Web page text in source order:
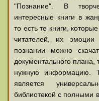
"Познание". В
интересные книги в
то есть те книги,
читателей, их
познании можно
документального плана,
нужную информацию.
является
библиотекой с полными